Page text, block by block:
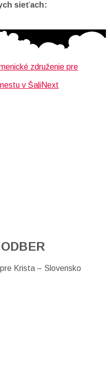
sieťach:
združenie pre
v ŠaliNext
Krista – Slovensko